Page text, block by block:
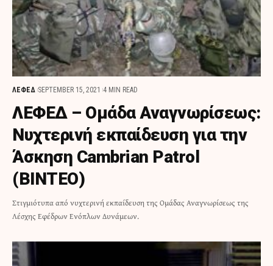
ΛΕΦΕΔ SEPTEMBER 15, 2021 4 MIN READ
ΛΕΦΕΔ – Ομάδα Αναγνωρίσεως:
Νυχτερινή εκπαίδευση για την
Άσκηση Cambrian Patrol
(ΒΙΝΤΕΟ)
Στιγμιότυπα από νυχτερινή εκπαίδευση της Ομάδας Αναγνωρίσεως της
Λέσχης Εφέδρων Ενόπλων Δυνάμεων.